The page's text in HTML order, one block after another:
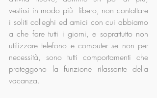
vestirsi in modo più  libero, non contattare
i soliti colleghi ed amici con cui abbiamo
a che fare tutti i giorni, e soprattutto non
utilizzare telefono e computer se non per
necessità, sono tutti comportamenti che
proteggono la funzione rilassante della
vacanza.